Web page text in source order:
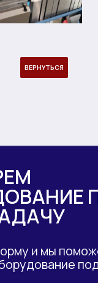
ВЕРНУТЬСЯ
и мы